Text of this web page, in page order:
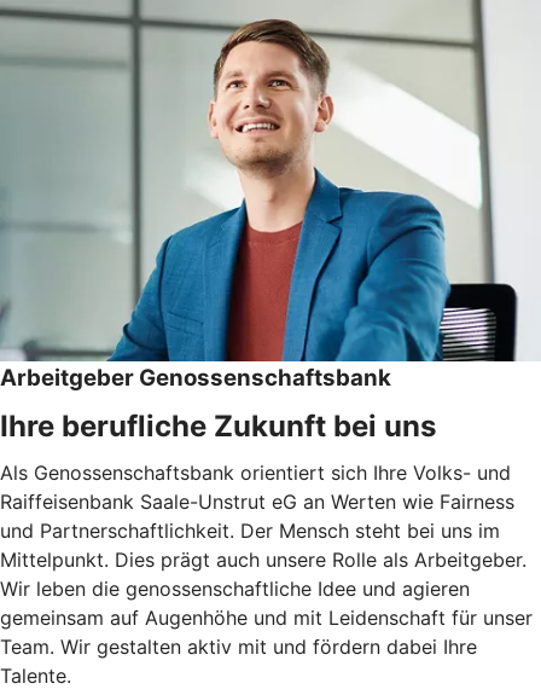
Arbeitgeber Genossenschaftsbank
Ihre berufliche Zukunft bei uns
Als Genossenschaftsbank orientiert sich Ihre Volks- und
Raiffeisenbank Saale-Unstrut eG an Werten wie Fairness
und Partnerschaftlichkeit. Der Mensch steht bei uns im
Mittelpunkt. Dies prägt auch unsere Rolle als Arbeitgeber.
Wir leben die genossenschaftliche Idee und agieren
gemeinsam auf Augenhöhe und mit Leidenschaft für unser
Team. Wir gestalten aktiv mit und fördern dabei Ihre
Talente.